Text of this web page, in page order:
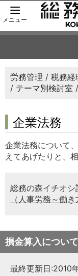
メニュー
労務管理 税務経
テーマ別検討室
企業法務
企業法務について
えてあげたりと、
総務の森イチオシ
（人事労務～働き
損金算入について
最終更新日:2010